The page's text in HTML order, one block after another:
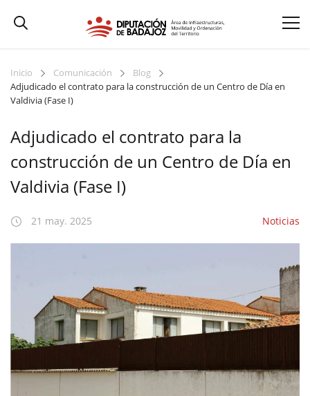
Inicio Comunicación
Blog
Adjudicado el contrato para la construcción de un Centro de Día en
Valdivia (Fase I)
Adjudicado el contrato para la
construcción de un Centro de Día en
Valdivia (Fase I)
21 may. 2025 Noticias